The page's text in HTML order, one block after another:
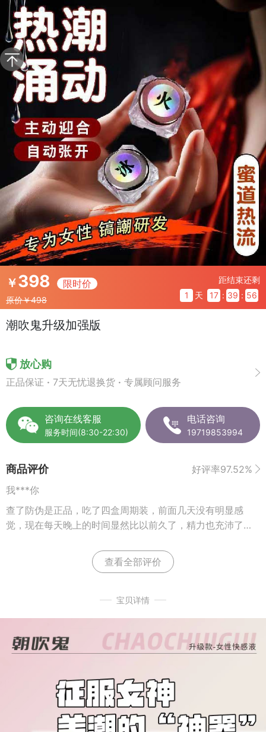
￥398 限时价
原价￥498
距结束还剩
1
天 17 : 39 : 55
潮吹鬼升级加强版
放心购
正品保证 · 7天无忧退换货 · 专属顾问服务
咨询在线客服
服务时间(8:30-22:30)
电话咨询
19719853994
商品评价
好评率97.52%
我***你
查了防伪是正品，吃了四盒周期装，前面几天没有明显感
觉，现在每天晚上的时间显然比以前久了，精力也充沛了很
查看全部评价
宝贝详情